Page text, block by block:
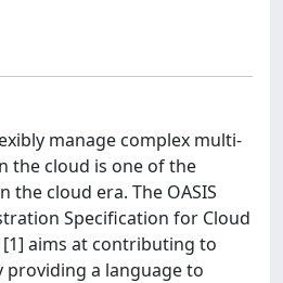
manage complex multi-
the cloud is one of the
the cloud era. The OASIS
Specification for Cloud
[1] aims at contributing to
providing a language to